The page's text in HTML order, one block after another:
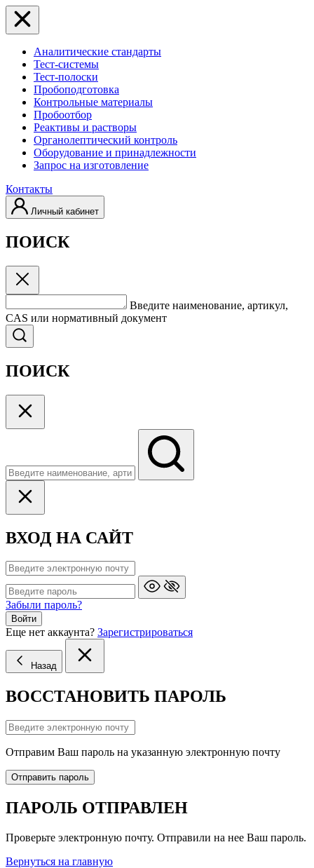
Аналитические стандарты
Тест-системы
Тест-полоски
Пробоподготовка
Контрольные материалы
Пробоотбор
Реактивы и растворы
Органолептический контроль
Оборудование и принадлежности
Запрос на изготовление
Контакты
Личный кабинет
ПОИСК
Введите наименование, артикул,
CAS или нормативный документ
ПОИСК
ВХОД НА САЙТ
Забыли пароль?
Войти
Еще нет аккаунта? Зарегистрироваться
Назад
ВОССТАНОВИТЬ ПАРОЛЬ
Отправим Ваш пароль на указанную электронную почту
Отправить пароль
ПАРОЛЬ ОТПРАВЛЕН
Проверьте электронную почту. Отправили на нее Ваш пароль.
Вернуться на главную